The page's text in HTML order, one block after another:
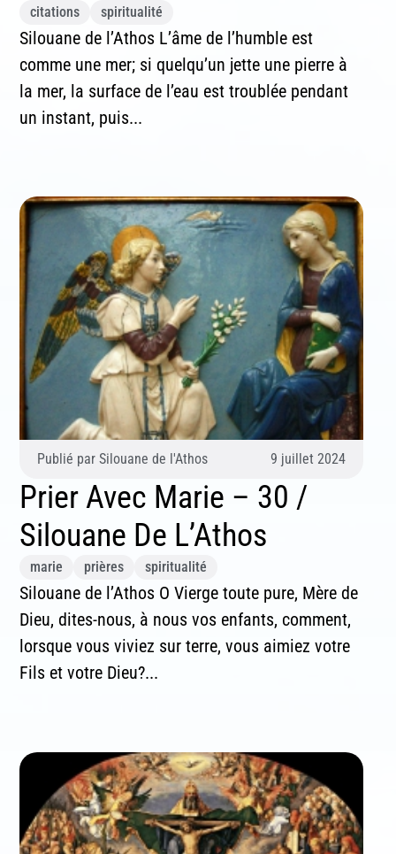
citations spiritualité
Silouane de l’Athos L’âme de l’humble est
comme une mer; si quelqu’un jette une pierre à
la mer, la surface de l’eau est troublée pendant
un instant, puis...
Publié par Silouane de l'Athos 9 juillet 2024
Prier Avec Marie – 30 /
Silouane De L’Athos
marie prières spiritualité
Silouane de l’Athos O Vierge toute pure, Mère de
Dieu, dites-nous, à nous vos enfants, comment,
lorsque vous viviez sur terre, vous aimiez votre
Fils et votre Dieu?...